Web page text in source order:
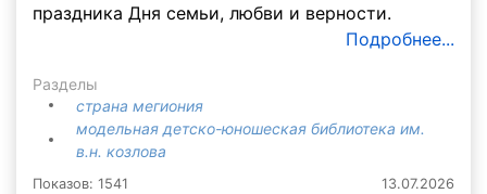
праздника Дня семьи, любви и верности.
Подробнее...
Разделы
страна мегиония
модельная детско-юношеская библиотека им.
в.н. козлова
Показов: 1541 13.07.2026